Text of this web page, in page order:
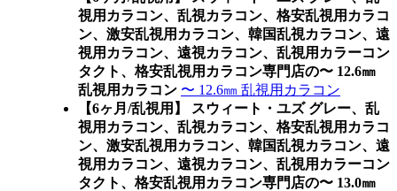
視用カラコン、乱視カラコン、格安乱視用カラコ
ン、激安乱視用カラコン、韓国乱視カラコン、遠
視用カラコン、遠視カラコン、乱視用カラーコン
タクト、格安乱視用カラコン専門店の〜 12.6㎜
乱視用カラコン 〜 12.6㎜ 乱視用カラコン
【6ヶ月/乱視用】 スウィート・ユズ グレー、乱
視用カラコン、乱視カラコン、格安乱視用カラコ
ン、激安乱視用カラコン、韓国乱視カラコン、遠
視用カラコン、遠視カラコン、乱視用カラーコン
タクト、格安乱視用カラコン専門店の〜 13.0㎜